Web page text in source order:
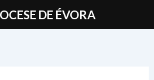
DE ÉVORA